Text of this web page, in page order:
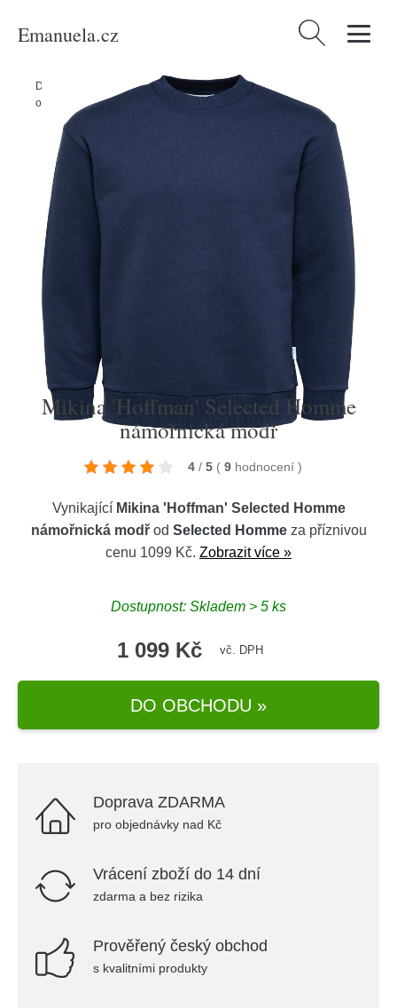
Emanuela.cz Vyhledávání
Domů Muži/Oblečení Udržitelnost/
oděvy
Mikina 'Hoffman' Selected Homme námořnická modř
Mikina 'Hoffman' Selected Homme
námořnická modř
4 / 5 ( 9 hodnocení )
Vynikající Mikina 'Hoffman' Selected Homme
námořnická modřod Selected Hommeza příznivou
cenu 1099 Kč. Zobrazit více »
Dostupnost: Skladem > 5 ks
1 099 Kč vč. DPH
DO OBCHODU »
Doprava ZDARMA
pro objednávky nad Kč
Vrácení zboží do 14 dní
zdarma a bez rizika
Prověřený český obchod
s kvalitními produkty